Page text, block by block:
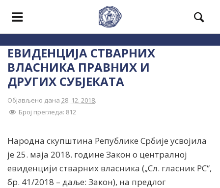
ЕВИДЕНЦИЈА СТВАРНИХ
ВЛАСНИКА ПРАВНИХ И
ДРУГИХ СУБЈЕКАТА
Објављено дана 28. 12. 2018.
Број прегледа: 812
Народна скупштина Републике Србије усвојила
је 25. маја 2018. године Закон о централној
евиденцији стварних власника („Сл. гласник РС“,
бр. 41/2018 – даље: Закон), на предлог